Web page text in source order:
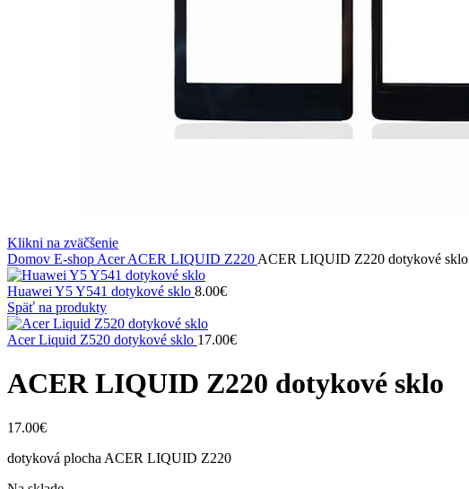
Klikni na zväčšenie
Domov E-shop AcerACER LIQUID Z220 ACER LIQUID Z220 dotykové sklo
Huawei Y5 Y541 dotykové sklo 8.00€
Späť na produkty
Acer Liquid Z520 dotykové sklo 17.00€
ACER LIQUID Z220 dotykové sklo
17.00€
dotyková plocha ACER LIQUID Z220